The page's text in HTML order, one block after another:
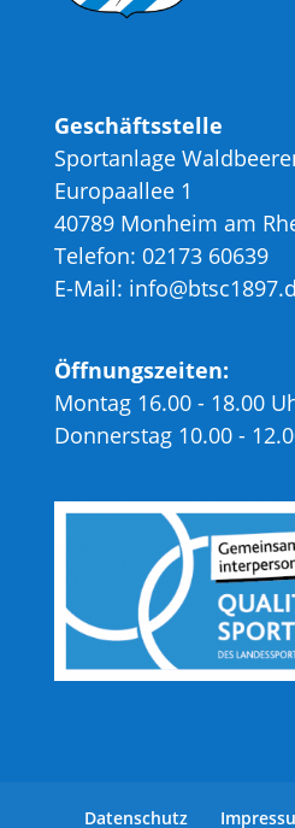
Geschäftsstelle
Sportanlage
Europaallee 1
40789 Monheim am
Telefon: 02173 60639
E-Mail:
Öffnungszeiten:
Montag 16.00 - 18.00
Donnerstag 10.00 -
Datenschutz